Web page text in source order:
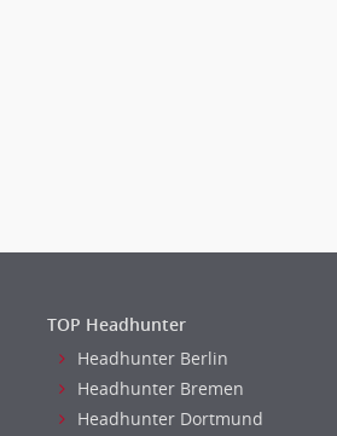
TOP Headhunter
Headhunter Berlin
Headhunter Bremen
Headhunter Dortmund